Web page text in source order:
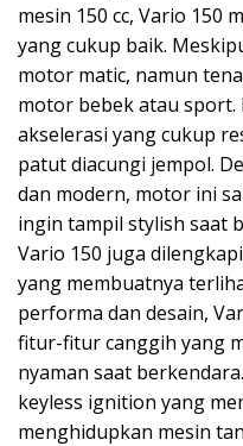
mesin 150 cc, Vario 150
yang cukup baik.
motor matic, namun
motor bebek atau sport.
akselerasi yang cukup
patut diacungi jempol.
dan modern, motor ini
ingin tampil stylish saat
Vario 150 juga
yang membuatnya
performa dan desain,
fitur-fitur canggih yang
nyaman saat
keyless ignition yang
menghidupkan mesin